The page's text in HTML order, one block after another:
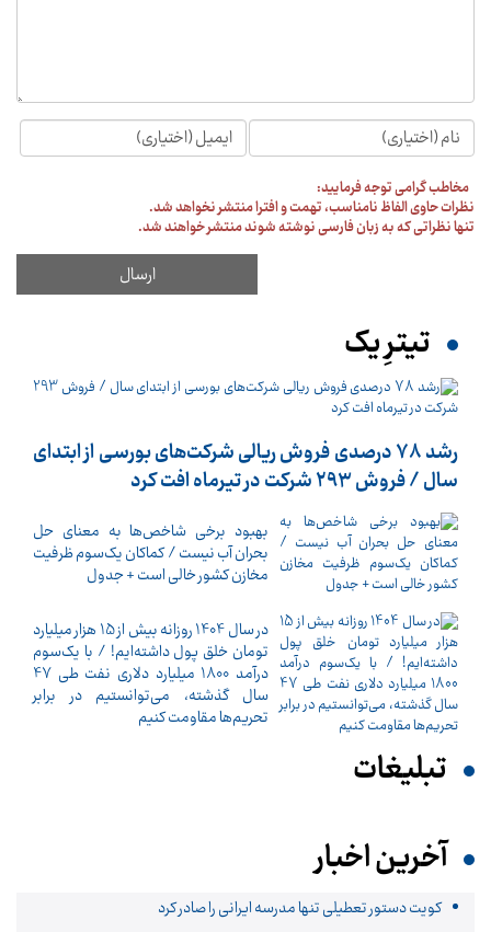
مخاطب گرامی توجه فرمایید:
نظرات حاوی الفاظ نامناسب، تهمت و افترا منتشر نخواهد شد.
تنها نظراتی که به زبان فارسی نوشته شوند منتشر خواهند شد.
تیترِ یک
رشد 78 درصدی فروش ریالی شرکت‌های بورسی از ابتدای
سال / فروش 293 شرکت در تیرماه افت کرد
بهبود برخی شاخص‌ها به معنای حل
بحران آب نیست / کماکان یک‌سوم ظرفیت
مخازن کشور خالی است + جدول
در سال 1404 روزانه بیش از 15 هزار میلیارد
تومان خلق پول داشته‌ایم! / با یک‌سوم
درآمد 1800 میلیارد دلاری نفت طی 47
سال گذشته، می‌توانستیم در برابر
تحریم‌ها مقاومت کنیم
تبلیغات
آخرین اخبار
کویت دستور تعطیلی تنها مدرسه ایرانی را صادر کرد